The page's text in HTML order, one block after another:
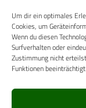
Um dir ein optimales
Cookies, um
Wenn du diesen
Surfverhalten oder
Zustimmung nicht
Funktionen
Cookie-